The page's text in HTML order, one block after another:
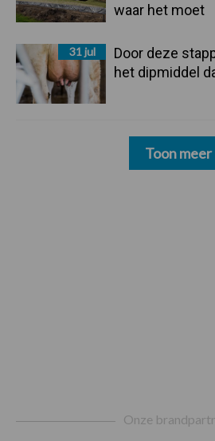
waar het moet
31 jul
Door deze
het dipmiddel
Toon meer
Onze